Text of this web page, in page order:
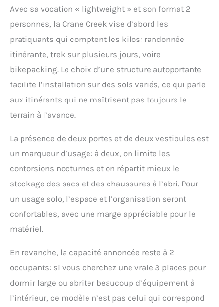
étanche de qualité ;
résistante aux intempéries
Doubles coutures scellées
et tapis de sol surélevé en
% d’imperméabilité. La
grande partie en filet de la
tente de camping pour 2
personnes et les
l’air. Tente idéale en été, au
Superficie : 3 m². Cette
tente 3 saisons est facile à
; dimensions : 224 x 127 x
109 cm (L x l x H.) ; avec sac
piquets et double toit
Avec sa vocation « lightweight » et son format 2
personnes, la Crane Creek vise d’abord les
pratiquants qui comptent les kilos: randonnée
itinérante, trek sur plusieurs jours, voire
bikepacking. Le choix d’une structure autoportante
facilite l’installation sur des sols variés, ce qui parle
aux itinérants qui ne maîtrisent pas toujours le
terrain à l’avance.
La présence de deux portes et de deux vestibules est
un marqueur d’usage: à deux, on limite les
contorsions nocturnes et on répartit mieux le
stockage des sacs et des chaussures à l’abri. Pour
un usage solo, l’espace et l’organisation seront
confortables, avec une marge appréciable pour le
matériel.
En revanche, la capacité annoncée reste à 2
occupants: si vous cherchez une vraie 3 places pour
dormir large ou abriter beaucoup d’équipement à
l’intérieur, ce modèle n’est pas celui qui correspond